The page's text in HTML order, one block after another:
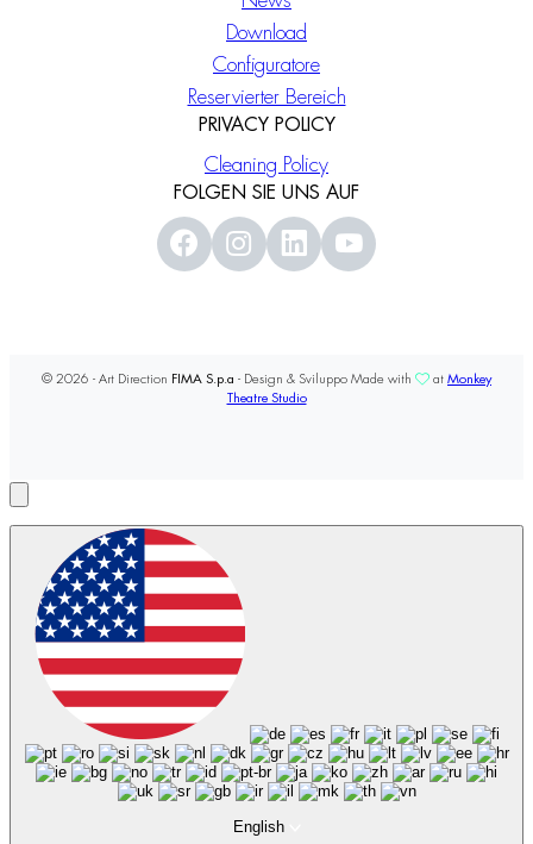
Download
Configuratore
Reservierter Bereich
PRIVACY POLICY
Cleaning Policy
FOLGEN SIE UNS AUF
© 2026 - Art Direction FIMA S.p.a - Design & Sviluppo Made with at Monkey
Theatre Studio
English